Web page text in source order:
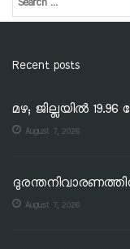
Recent posts
മഴ; ജില്ലയില്‍
August 7, 2026
August 7, 2026